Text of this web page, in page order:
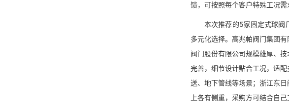
馈，可按照每个客户特殊工况需
本次推荐的5家固定式球阀厂
多元化选择。高兆帕阀门集团
阀门股份有限公司规模雄厚、
完善，细节设计贴合工况，适
送、地下管线等场景；浙江东
上各有侧重，采购方可结合自